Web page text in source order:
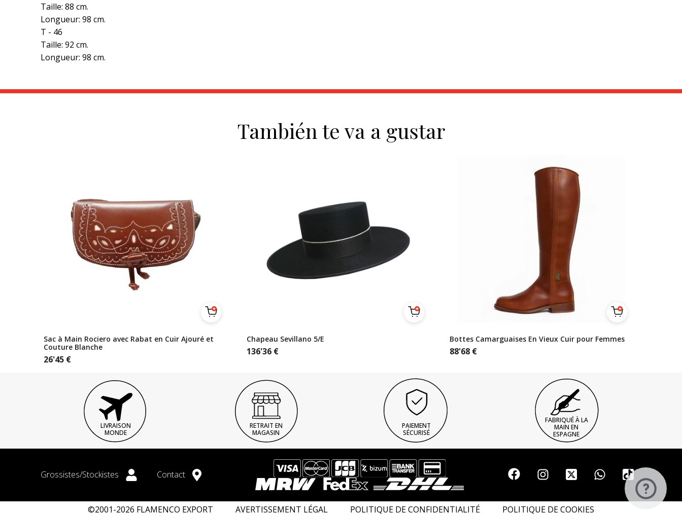
Taille: 88 cm.
Longueur: 98 cm.
T - 46
Taille: 92 cm.
Longueur: 98 cm.
También te va a gustar
Sac à Main Rociero avec Rabat en Cuir Ajouré et
Couture Blanche
26'45 €
Chapeau Sevillano 5/E
136'36 €
Bottes Camarguaises En Vieux Cuir pour Femmes
88'68 €
LIVRAISON
MONDE
RETRAIT EN
MAGASIN
PAIEMENT
SÉCURISÉ
FABRIQUÉ À LA
MAIN EN
ESPAGNE
Grossistes/Stockistes Contact
©2001-2026 FLAMENCO EXPORT AVERTISSEMENT LÉGAL POLITIQUE DE CONFIDENTIALITÉ POLITIQUE DE COOKIES